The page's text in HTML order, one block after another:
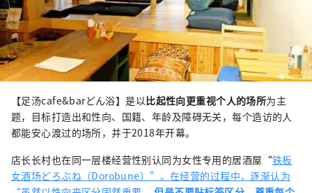
【足汤cafe&barどん浴】是以比起性向更重视个人的场所为主
题，目标打造出和性向、国籍、年龄及障碍无关，每个造访的人
都能安心渡过的场所，并于2018年开幕。
店长长村也在同一层楼经营性别认同为女性专用的居酒屋“铁板
女酒场どろぶね（Dorobune）”。在经营的过程中，逐渐认为